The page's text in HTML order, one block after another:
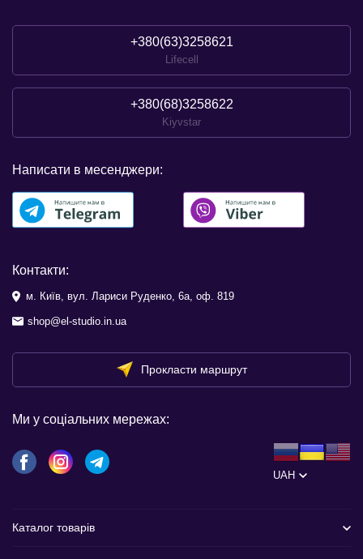
+380(63)3258621
Lifecell
+380(68)3258622
Kiyvstar
Написати в месенджери:
Контакти:
м. Київ, вул. Лариси Руденко, 6а, оф. 819
shop@el-studio.in.ua
Прокласти маршрут
Ми у соціальних мережах:
UAH
Каталог товарів